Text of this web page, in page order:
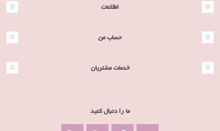
اطلاعات
حساب من
خدمات مشتریان
ما را دنبال کنید